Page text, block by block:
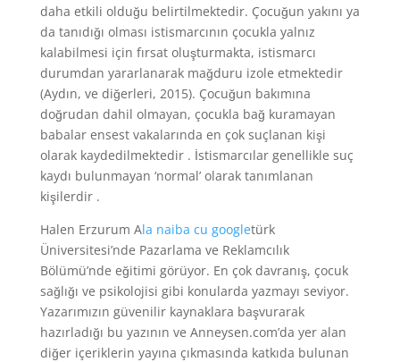
daha etkili olduğu belirtilmektedir. Çocuğun yakını ya
da tanıdığı olması istismarcının çocukla yalnız
kalabilmesi için fırsat oluşturmakta, istismarcı
durumdan yararlanarak mağduru izole etmektedir
(Aydın, ve diğerleri, 2015). Çocuğun bakımına
doğrudan dahil olmayan, çocukla bağ kuramayan
babalar ensest vakalarında en çok suçlanan kişi
olarak kaydedilmektedir . İstismarcılar genellikle suç
kaydı bulunmayan ‘normal’ olarak tanımlanan
kişilerdir .
Halen Erzurum Ala naiba cu googletürk
Üniversitesi’nde Pazarlama ve Reklamcılık
Bölümü’nde eğitimi görüyor. En çok davranış, çocuk
sağlığı ve psikolojisi gibi konularda yazmayı seviyor.
Yazarımızın güvenilir kaynaklara başvurarak
hazırladığı bu yazının ve Anneysen.com’da yer alan
diğer içeriklerin yayına çıkmasında katkıda bulunan